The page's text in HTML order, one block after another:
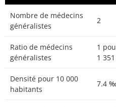
Nombre de médecins
généralistes
2
Ratio de médecins
généralistes
1
1 351
Densité pour 10 000
habitants
7.4